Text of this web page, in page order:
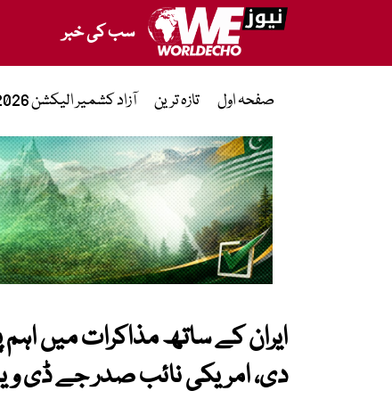
سب کی خبر
صفحہ اول تازہ ترین آزاد کشمیر الیکشن 2026
ایران کے ساتھ مذاکرات میں
دی، امریکی نائب صدر جے ڈی